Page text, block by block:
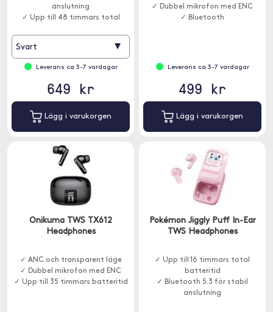
anslutning
✓ Upp till 48 timmars total
Svart ▾
Leverans ca 3-7 vardagar
649 kr
Lägg i varukorgen
✓ Dubbel mikrofon med ENC
✓ Bluetooth
Leverans ca 3-7 vardagar
499 kr
Lägg i varukorgen
Onikuma TWS TX612
Headphones
✓ ANC och transparent läge
✓ Dubbel mikrofon med ENC
✓ Upp till 35 timmars batteritid
Pokémon Jiggly Puff In-Ear
TWS Headphones
✓ Upp till 16 timmars total
batteritid
✓ Bluetooth 5.3 för stabil
anslutning